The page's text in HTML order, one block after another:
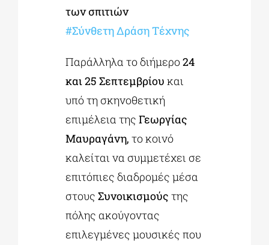
των σπιτιών
#Σύνθετη Δράση Τέχνης
Παράλληλα το διήμερο24
και 25 Σεπτεμβρίου και
υπό τη σκηνοθετική
επιμέλεια τηςΓεωργίας
Μαυραγάνη,το κοινό
καλείται να συμμετέχει σε
επιτόπιες διαδρομές μέσα
στουςΣυνοικισμούς της
πόλης ακούγοντας
επιλεγμένες μουσικές που